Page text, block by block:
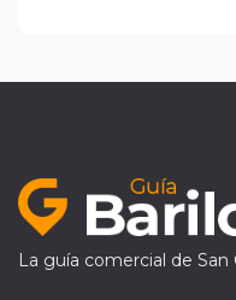
La guía comercial de San